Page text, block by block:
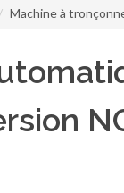
Machine à